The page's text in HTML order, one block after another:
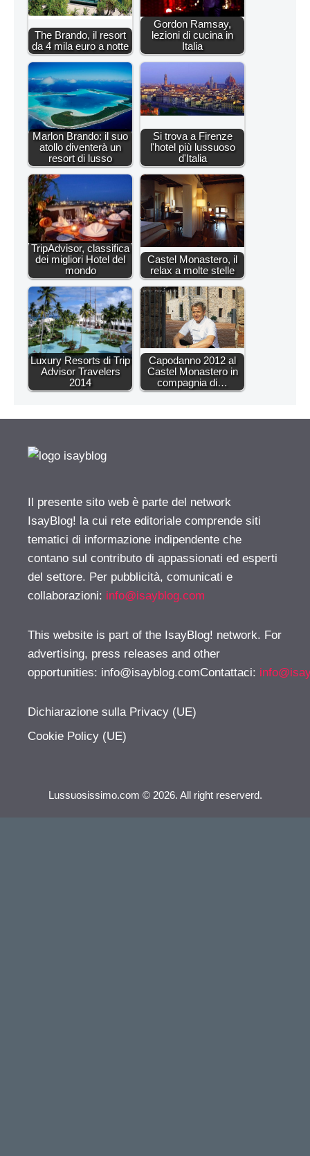
The Brando, il resort
da 4 mila euro a notte
Gordon Ramsay,
lezioni di cucina in
Italia
Marlon Brando: il suo
atollo diventerà un
resort di lusso
Si trova a Firenze
l'hotel più lussuoso
d'Italia
TripAdvisor, classifica
dei migliori Hotel del
mondo
Castel Monastero, il
relax a molte stelle
Luxury Resorts di Trip
Advisor Travelers
2014
Capodanno 2012 al
Castel Monastero in
compagnia di…
Il presente sito web è parte del network
IsayBlog! la cui rete editoriale comprende siti
tematici di informazione indipendente che
contano sul contributo di appassionati ed esperti
del settore. Per pubblicità, comunicati e
collaborazioni: info@isayblog.com
This website is part of the IsayBlog! network. For
advertising, press releases and other
opportunities: info@isayblog.comContattaci:
Dichiarazione sulla Privacy (UE)
Cookie Policy (UE)
Lussuosissimo.com © 2026. All right reserverd.